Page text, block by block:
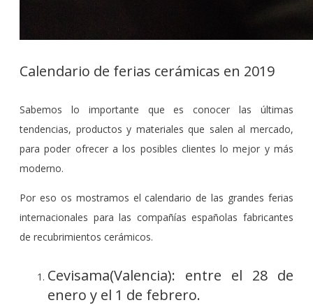
Calendario de ferias cerámicas en 2019
Sabemos lo importante que es conocer las últimas
tendencias, productos y materiales que salen al mercado,
para poder ofrecer a los posibles clientes lo mejor y más
moderno.
Por eso os mostramos el calendario de las grandes ferias
internacionales para las compañías españolas fabricantes
de recubrimientos cerámicos.
Cevisama(Valencia): entre el 28 de
enero y el 1 de febrero.